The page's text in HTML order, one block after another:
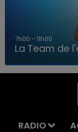
LA TEAM
7h00 - 11h00
La Team de
RADIO